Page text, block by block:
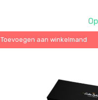
Toevoegen aan winkelmand